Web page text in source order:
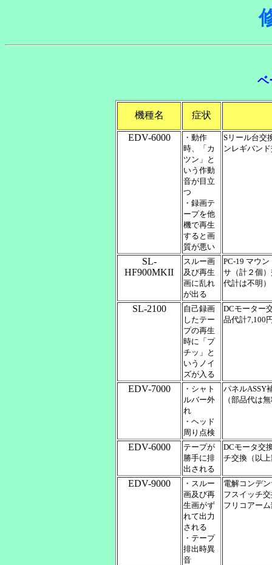
ベ
機種名 症状
EDV-6000
・動作
時、「カ
ツン」と
いう作動
音が目立
つ
・録画テ
ープを他
機で再生
すると画
質が悪い
Sリール台交
ンレギバン
SL-
HF900MKII
スルー画
及び再生
画に乱れ
が出る
PC-19 マウ
サ（計２個
代計は不明）
SL-2100
自己録画
したテー
プの再生
時に「プ
チッ」と
いうノイ
ズが入る
DCモーター
品代計7,100
EDV-7000
・シャト
ルバー外
れ
・ヘッド
周り点検
パネルASSY
（部品代は
EDV-6000
テープが
勝手に排
出される
DCモータ交
チ交換（以
EDV-9000
・スルー
画及び再
生画がず
れて出力
される
・テープ
排出時異
音
電解コンデ
フスイッチ
フリコアー